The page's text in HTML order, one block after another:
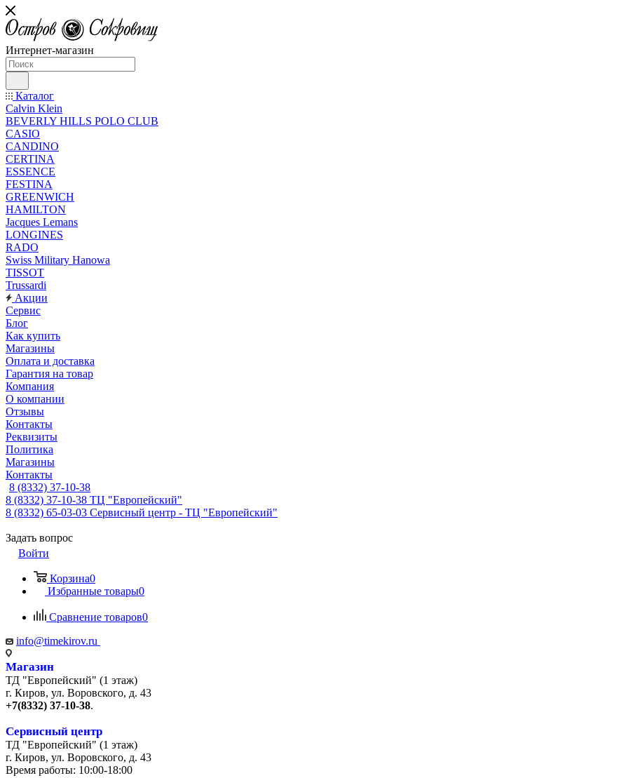
Интернет-магазин
Каталог
Calvin Klein
BEVERLY HILLS POLO CLUB
CASIO
CANDINO
CERTINA
ESSENCE
FESTINA
GREENWICH
HAMILTON
Jacques Lemans
LONGINES
RADO
Swiss Military Hanowa
TISSOT
Trussardi
Акции
Сервис
Блог
Как купить
Магазины
Оплата и доставка
Гарантия на товар
Компания
О компании
Отзывы
Контакты
Реквизиты
Политика
Магазины
Контакты
8 (8332) 37-10-38
8 (8332) 37-10-38 ТЦ "Европейский"
8 (8332) 65-03-03 Сервисный центр - ТЦ "Европейский"
Задать вопрос
Войти
Корзина0
Избранные товары0
Сравнение товаров0
info@timekirov.ru
Магазин
ТД "Европейский" (1 этаж)
г. Киров, ул. Воровского, д. 43
+7(8332) 37-10-38.
Сервисный центр
ТД "Европейский" (1 этаж)
г. Киров, ул. Воровского, д. 43
Время работы: 10:00-18:00